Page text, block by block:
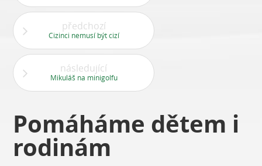
předchozí
Cizinci nemusí být cizí
následující
Mikuláš na minigolfu
Pomáháme dětem i
rodinám